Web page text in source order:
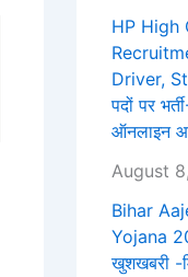
HP High
Driver,
पदों पर
ऑनलाइन
August
Bihar
Yojana
खुशखबरी -